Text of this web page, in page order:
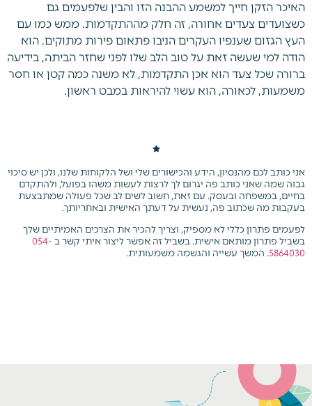
האיכר הזקן חייך למשמע ההבנה הזו והבין שלפעמים גם
כשצועדים צעדים אחורה, זה חלק מההתקדמות. ממש כמו עם
העץ הגזום שענפיו העקרים הניבו פתאום פירות מתוקים. הוא
הודה למי שעשה זאת על טוב הלב שלו לפני שחזר הביתה, בידיעה
ברורה שכל צעד הוא אכן התקדמות, לא משנה כמה קטן או חסר
משמעות, לכאורה, הוא עשוי להיראות במבט ראשון.
אני כותב לכם מהנסיון, הידע והכישורים שלי ושל הלקוחות שלנו, ולכן יש סיכוי
גבוה שמה שאני כותב פה יגרום לך לרצות לעשות משהו בפועל, ולהתקדם
בחיים, במשפחה ובעסק. עם זאת, חשוב לשים לב שכל פעולה שמתבצעת
בעקבות מה שכתוב פה, נעשית על דעתך האישית ובאחריותך.
לפעמים פתרון כללי לא מספיק, וצריך להכיר את הצרכים האמיתיים שלך
בשביל פתרון מותאם אישית. בשביל זה אפשר ליצור איתי קשר ב 054-
5864030. המשך עשייה והגשמה משמעותית.